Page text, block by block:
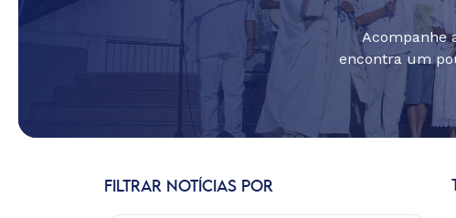
Acompanhe
encontra um
FILTRAR NOTÍCIAS POR